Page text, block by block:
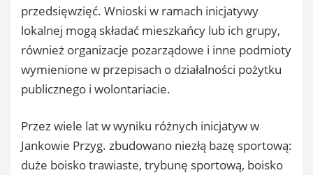
przedsięwzięć. Wnioski w ramach inicjatywy
lokalnej mogą składać mieszkańcy lub ich grupy,
również organizacje pozarządowe i inne podmioty
wymienione w przepisach o działalności pożytku
publicznego i wolontariacie.
Przez wiele lat w wyniku różnych inicjatyw w
Jankowie Przyg. zbudowano niezłą bazę sportową:
duże boisko trawiaste, trybunę sportową, boisko